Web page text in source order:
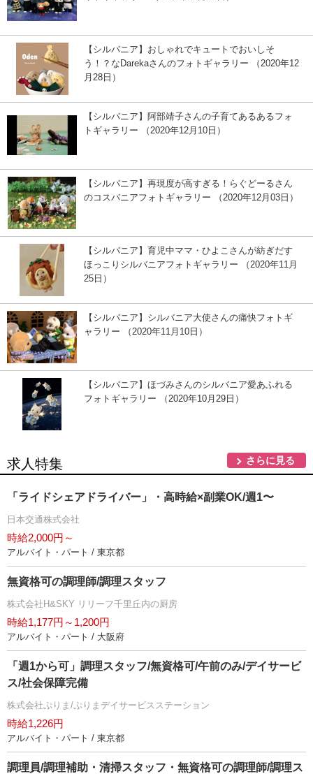
【シルバニア】おしゃれでキュートでおいしそ
う！？なDarekaさんのフォトギャラリー （2020年12
月28日）
【シルバニア】阿部靖子さんの子育てあるあるフォ
トギャラリー （2020年12月10日）
【シルバニア】再現度が高すぎる！らぐどーるさん
のコスバニアフォトギャラリー （2020年12月03日）
【シルバニア】育児中ママ・ひよこさんが紡ぎだす
ほっこりシルバニアフォトギャラリー （2020年11月
25日）
【シルバニア】シルバニア大使さんの痛快フォトギ
ャラリー （2020年11月10日）
【シルバニア】ほづみさんのシルバニア愛あふれる
フォトギャラリー （2020年10月29日）
求人特集 さらに見る
「ライドシェアドライバー」・高時給×副業OK/週1〜
日本交通株式会社
時給2,000円～
アルバイト・パート / 東京都
無資格可の調理師/調理スタッフ
株式会社H&SKY リリーフ千里丘内の厨房
時給1,177円～1,200円
アルバイト・パート / 大阪府
「週1から可」調理スタッフ/無資格可/午前のみ/デイサービ
ス/社会保障完備
株式会社ぷりま/ぷりまデイサービスステーション
時給1,226円
アルバイト・パート / 東京都
調理員/調理補助・清掃スタッフ・無資格可の調理師/調理ス